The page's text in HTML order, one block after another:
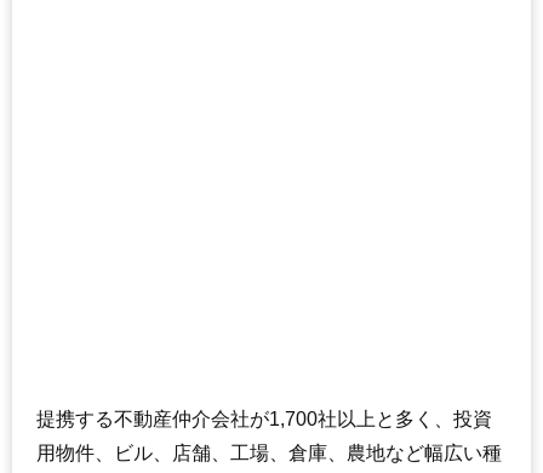
住所 東京都品川区東五反田1丁目
交通 五反田駅（5分）
提携する不動産仲介会社が1,700社以上と多く、投資
用物件、ビル、店舗、工場、倉庫、農地など幅広い種